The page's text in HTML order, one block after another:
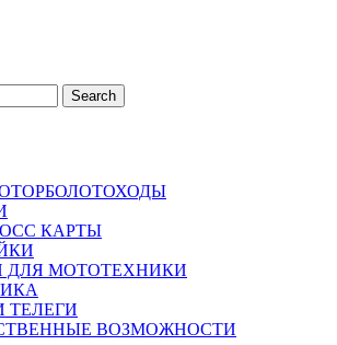
Search
КАРТЫ
ДЛЯ МОТОТЕХНИКИ
ТЕЛЕГИ
ВОЗМОЖНОСТИ